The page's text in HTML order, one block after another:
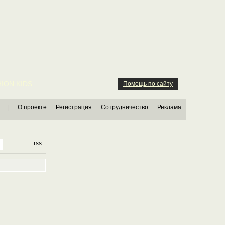
Помощь по сайту
О проекте Регистрация Сотрудничество Реклама
rss